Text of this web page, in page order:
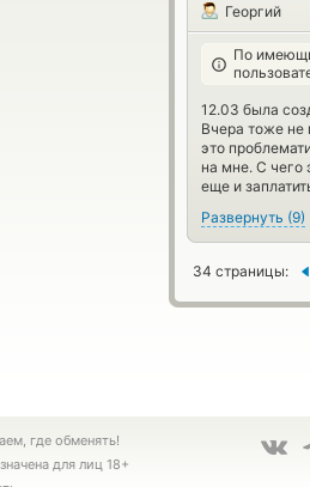
Георгий
По
12.03 была
Вчера тоже не
это
на мне. С чего
еще и
Развернуть (9)
34 страницы:
где обменять!
для лиц 18+